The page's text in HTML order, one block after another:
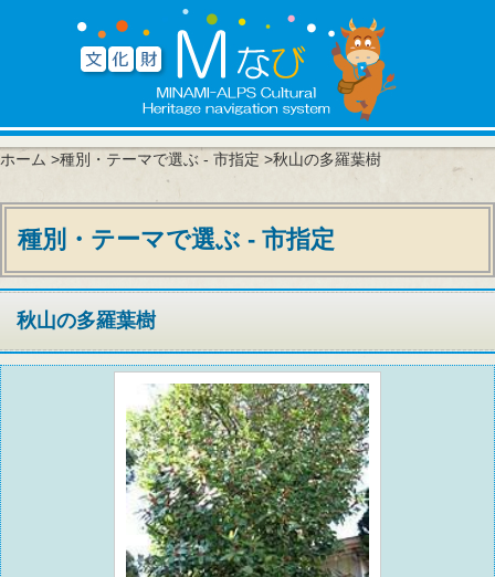
ホーム >種別・テーマで選ぶ - 市指定 >秋山の多羅葉樹
種別・テーマで選ぶ - 市指定
秋山の多羅葉樹